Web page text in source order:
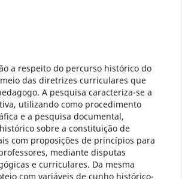
a respeito do percurso histórico do
das diretrizes curriculares que
A pesquisa caracteriza-se a
utilizando como procedimento
e a pesquisa documental,
sobre a constituição de
com proposições de princípios para
mediante disputas
e curriculares. Da mesma
com variáveis de cunho histórico-